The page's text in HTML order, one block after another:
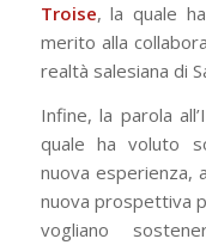
Troise, la quale
merito alla
realtà salesiana di
Infine, la parola
quale ha voluto
nuova esperienza,
nuova prospettiva
vogliano